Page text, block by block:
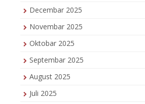
Decembar 2025
Novembar 2025
Oktobar 2025
Septembar 2025
August 2025
Juli 2025